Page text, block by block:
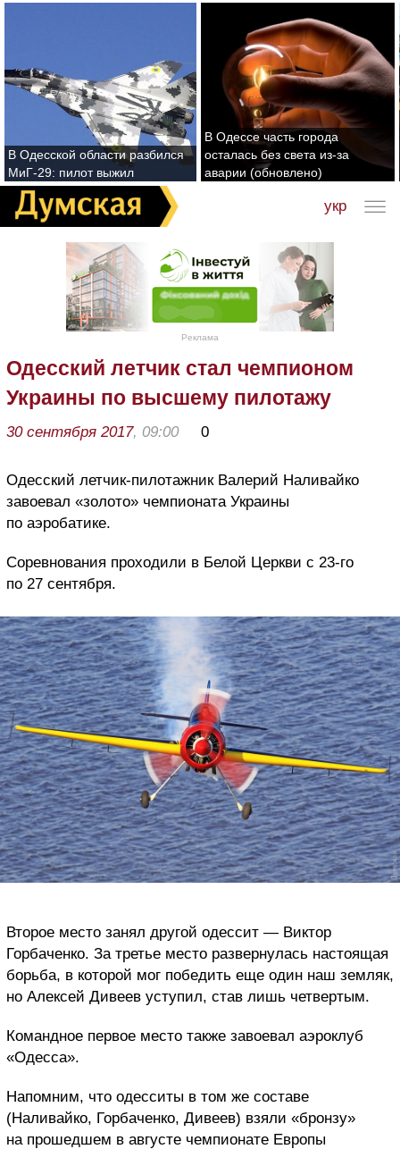
В Одесской области разбился
МиГ-29: пилот выжил
В Одессе часть города
осталась без света из-за
аварии (обновлено)
укр
Реклама
Одесский летчик стал чемпионом
Украины по высшему пилотажу
30 сентября 2017, 09:00 0
Одесский летчик-пилотажник Валерий Наливайко
завоевал «золото» чемпионата Украины
по аэробатике.
Соревнования проходили в Белой Церкви с 23-го
по 27 сентября.
Второе место занял другой одессит — Виктор
Горбаченко. За третье место развернулась настоящая
борьба, в которой мог победить еще один наш земляк,
но Алексей Дивеев уступил, став лишь четвертым.
Командное первое место также завоевал аэроклуб
«Одесса».
Напомним, что одесситы в том же составе
(Наливайко, Горбаченко, Дивеев) взяли «бронзу»
на прошедшем в августе чемпионате Европы